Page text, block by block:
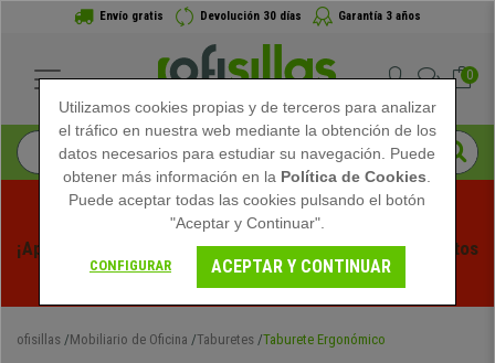
Envío gratis Devolución 30 días Garantía 3 años
0
¡Aprovecha las Rebajas de Verano en Ofisillas! Descuentos
Exclusivos por Tiempo Limitado - Ver Promo
ofisillas Mobiliario de Oficina Taburetes Taburete Ergonómico
Utilizamos cookies propias y de terceros para analizar
el tráfico en nuestra web mediante la obtención de los
datos necesarios para estudiar su navegación. Puede
obtener más información en la Política de Cookies
Puede aceptar todas las cookies pulsando el botón
"Aceptar y Continuar".
CONFIGURAR ACEPTAR Y CONTINUAR